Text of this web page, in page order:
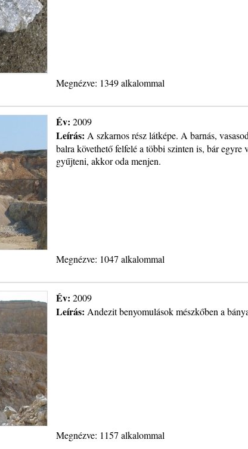
Megnézve: 1349 alkalommal
Év: 2009
Leírás: A szkarnos rész látképe. A barnás,
balra követhető felfelé a többi szinten is, bár
gyűjteni, akkor oda menjen.
Megnézve: 1047 alkalommal
Év: 2009
Leírás: Andezit benyomulások mészkőben a
Megnézve: 1157 alkalommal